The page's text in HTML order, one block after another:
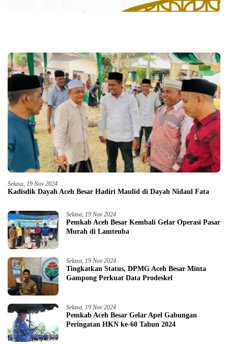
Selasa, 19 Nov 2024
Kadisdik Dayah Aceh Besar Hadiri Maulid di Dayah Nidaul Fata
Selasa, 19 Nov 2024
Pemkab Aceh Besar Kembali Gelar Operasi Pasar
Murah di Lamteuba
Selasa, 19 Nov 2024
Tingkatkan Status, DPMG Aceh Besar Minta
Gampong Perkuat Data Prodeskel
Selasa, 19 Nov 2024
Pemkab Aceh Besar Gelar Apel Gabungan
Peringatan HKN ke-60 Tahun 2024